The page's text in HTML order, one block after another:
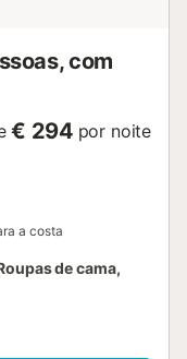
com
€ 294 por noite
a costa
de cama,